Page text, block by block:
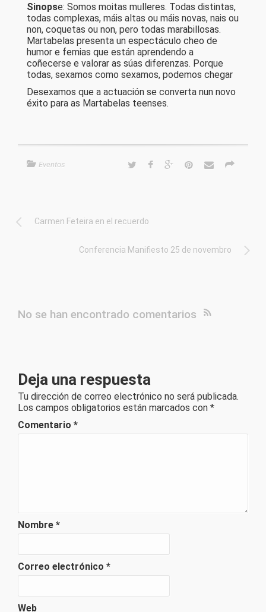
Sinopse: Somos moitas mulleres. Todas distintas,
todas complexas, máis altas ou máis novas, nais ou
non, coquetas ou non, pero todas marabillosas.
Martabelas presenta un espectáculo cheo de
humor e femias que están aprendendo a
coñecerse e valorar as súas diferenzas. Porque
todas, sexamos como sexamos, podemos chegar
Desexamos que a actuación se converta nun novo
éxito para as Martabelas teenses.
Eventos
Carmen Feteira en el recuerdo
Conferencia Manifiesto 25 de novembro
No se han encontrado comentarios
Deja una respuesta
Tu dirección de correo electrónico no será publicada.
Los campos obligatorios están marcados con *
Comentario *
Nombre *
Correo electrónico *
Web